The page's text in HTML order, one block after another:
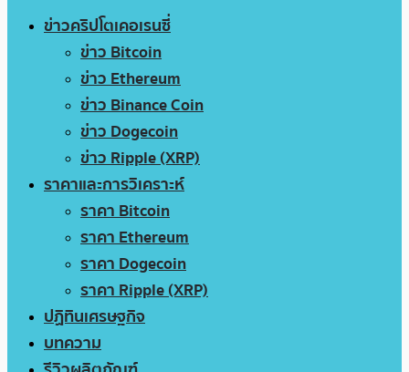
ข่าวคริปโตเคอเรนซี่
ข่าว Bitcoin
ข่าว Ethereum
ข่าว Binance Coin
ข่าว Dogecoin
ข่าว Ripple (XRP)
ราคาและการวิเคราะห์
ราคา Bitcoin
ราคา Ethereum
ราคา Dogecoin
ราคา Ripple (XRP)
ปฏิทินเศรษฐกิจ
บทความ